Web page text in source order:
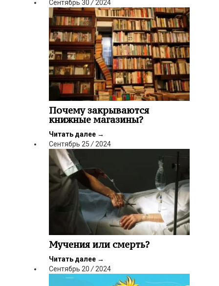
Сентябрь 30 / 2024
Почему закрываются
книжные магазины?
Читать далее →
Сентябрь 25 / 2024
Мучения или смерть?
Читать далее →
Сентябрь 20/2024